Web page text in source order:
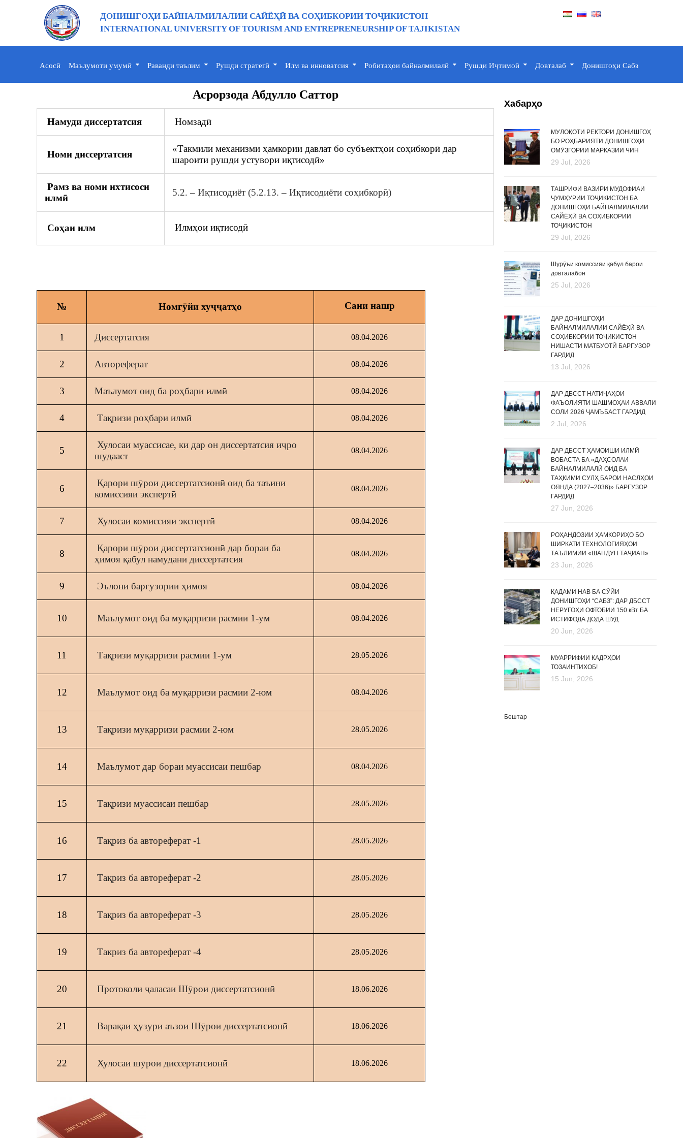
ДОНИШГОҲИ БАЙНАЛМИЛАЛИИ САЙЁҲӢ ВА СОҲИБКОРИИ ТОҶИКИСТОН
INTERNATIONAL UNIVERSITY OF TOURISM AND ENTREPRENEURSHIP OF TAJIKISTAN
Асосӣ Маълумоти умумӣ Раванди таълим Рушди стратегӣ Илм ва инноватсия Робитаҳои байналмилалӣ Рушди Иҷтимоӣ Довталаб Донишгоҳи Сабз
Асрорзода Абдулло Саттор
Намуди диссертатсия Номзадӣ
Номи диссертатсия
«Такмили механизми ҳамкории давлат бо субъектҳои соҳибкорӣ дар
шароити рушди устувори иқтисодӣ»
Рамз ва номи ихтисоси
илмӣ
5.2. – Иқтисодиёт (5.2.13. – Иқтисодиёти соҳибкорӣ)
Coҳaи илм Илмҳои иқтисодӣ
№ Номгӯйи хуҷҷатҳо Сани нашр
1 Диссертатсия 08.04.2026
2 Автореферат 08.04.2026
3 Маълумот оид ба роҳбари илмӣ 08.04.2026
4 Тақризи роҳбари илмӣ 08.04.2026
5
Хулосаи муассисае, ки дар он диссертатсия иҷро
шудааст
08.04.2026
6
Қарори шӯрои диссертатсионӣ оид ба таъини
комиссияи экспертӣ
08.04.2026
7 Хулосаи комиссияи экспертӣ 08.04.2026
8
Қарори шӯрои диссертатсионӣ дар бораи ба
ҳимоя қабул намудани диссертатсия
08.04.2026
9 Эълони баргузории ҳимоя 08.04.2026
10 Маълумот оид ба муқарризи расмии 1-ум 08.04.2026
11 Тақризи муқарризи расмии 1-ум 28.05.2026
12 Маълумот оид ба муқарризи расмии 2-юм 08.04.2026
13 Тақризи муқарризи расмии 2-юм 28.05.2026
14 Маълумот дар бораи муассисаи пешбар 08.04.2026
15 Тақризи муассисаи пешбар 28.05.2026
16 Тақриз ба автореферат -1 28.05.2026
17 Тақриз ба автореферат -2 28.05.2026
18 Тақриз ба автореферат -3 28.05.2026
19 Такриз ба автореферат -4 28.05.2026
20 Протоколи ҷаласаи Шӯрои диссертатсионӣ 18.06.2026
21 Варақаи ҳузури аъзои Шӯрои диссертатсионӣ 18.06.2026
22 Хулосаи шӯрои диссертатсионӣ 18.06.2026
Хабарҳо
МУЛОҚОТИ РЕКТОРИ ДОНИШГОҲ
БО РОҲБАРИЯТИ ДОНИШГОҲИ
ОМӮЗГОРИИ МАРКАЗИИ ЧИН
29 Jul, 2026
ТАШРИФИ ВАЗИРИ МУДОФИАИ
ҶУМҲУРИИ ТОҶИКИСТОН БА
ДОНИШГОҲИ БАЙНАЛМИЛАЛИИ
САЙЁҲӢ ВА СОҲИБКОРИИ
ТОҶИКИСТОН
29 Jul, 2026
Шурӯъи комиссияи қабул барои
довталабон
25 Jul, 2026
ДАР ДОНИШГОҲИ
БАЙНАЛМИЛАЛИИ САЙЁҲӢ ВА
СОҲИБКОРИИ ТОҶИКИСТОН
НИШАСТИ МАТБУОТӢ БАРГУЗОР
ГАРДИД
13 Jul, 2026
ДАР ДБССТ НАТИҶАҲОИ
ФАЪОЛИЯТИ ШАШМОҲАИ АВВАЛИ
СОЛИ 2026 ҶАМЪБАСТ ГАРДИД
2 Jul, 2026
ДАР ДБССТ ҲАМОИШИ ИЛМӢ
ВОБАСТА БА «ДАҲСОЛАИ
БАЙНАЛМИЛАЛӢ ОИД БА
ТАҲКИМИ СУЛҲ БАРОИ НАСЛҲОИ
ОЯНДА (2027–2036)» БАРГУЗОР
ГАРДИД
27 Jun, 2026
РОҲАНДОЗИИ ҲАМКОРИҲО БО
ШИРКАТИ ТЕХНОЛОГИЯҲОИ
ТАЪЛИМИИ «ШАНДУН ТАҶИАН»
23 Jun, 2026
ҚАДАМИ НАВ БА СӮЙИ
ДОНИШГОҲИ “САБЗ”: ДАР ДБССТ
НЕРУГОҲИ ОФТОБИИ 150 кВт БА
ИСТИФОДА ДОДА ШУД
20 Jun, 2026
МУАРРИФИИ КАДРҲОИ
ТОЗАИНТИХОБ!
15 Jun, 2026
Бештар